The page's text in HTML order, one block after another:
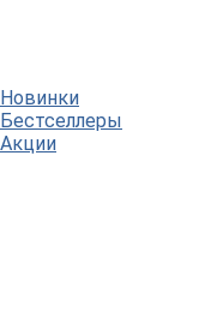
Новинки
Бестселлеры
Акции